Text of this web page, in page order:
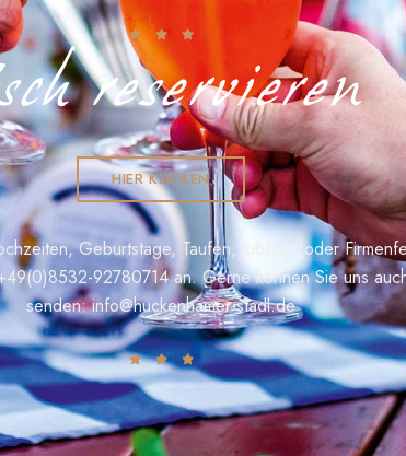
reservieren
HIER KLICKEN
Geburtstage, Taufen, Jubiläen oder
92780714an. Gerne können Sie uns
senden:info@huckenhamer-stadl.de